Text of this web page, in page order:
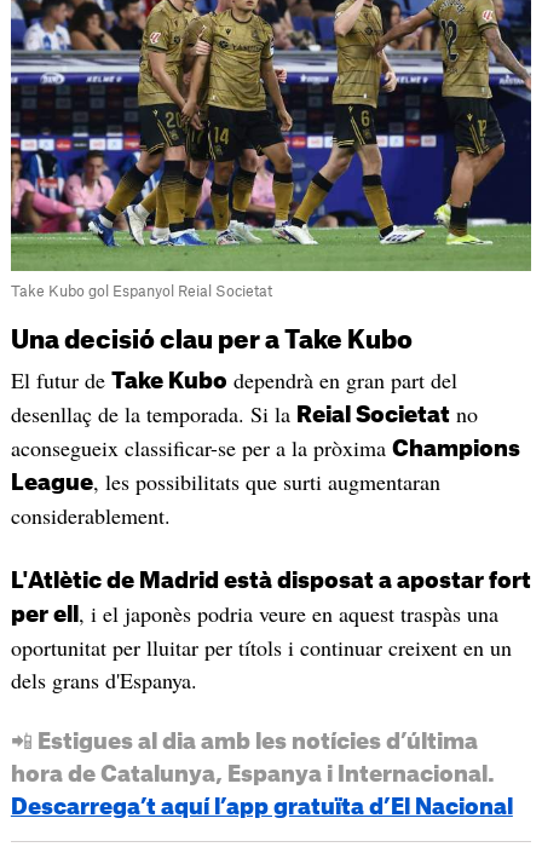
Take Kubo gol Espanyol Reial Societat
Una decisió clau per a Take Kubo
El futur de Take Kubo dependrà en gran part del
desenllaç de la temporada. Si la Reial Societatno
aconsegueix classificar-se per a la pròxima Champions
League, les possibilitats que surti augmentaran
considerablement.
L'Atlètic de Madrid està disposat a apostar fort
per ell , i el japonès podria veure en aquest traspàs una
oportunitat per lluitar per títols i continuar creixent en un
dels grans d'Espanya.
📲 Estigues al dia amb les notícies d’última
hora de Catalunya, Espanya i Internacional.
Descarrega’t aquí l’app gratuïta d’El Nacional